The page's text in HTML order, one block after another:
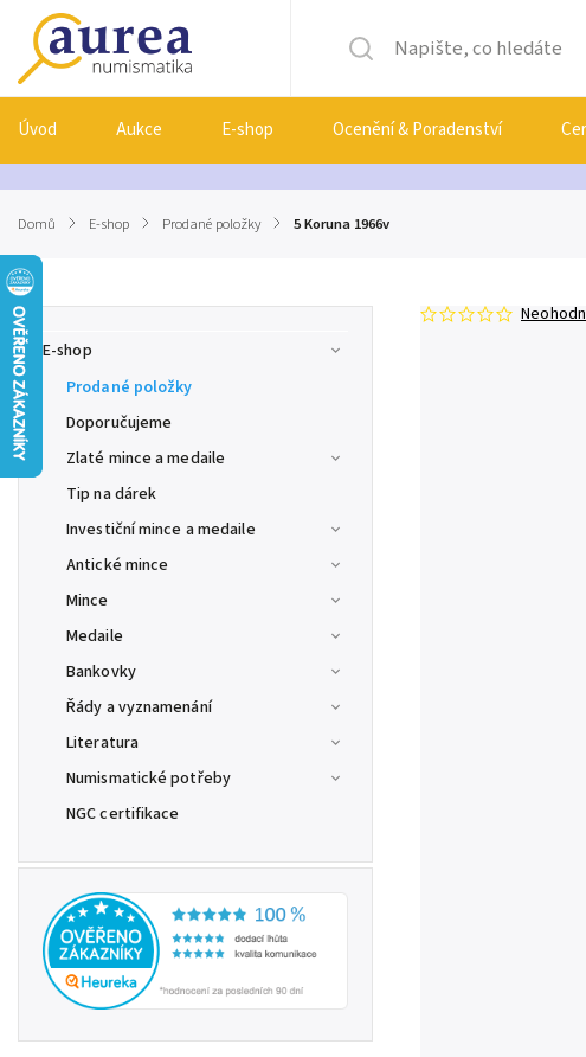
Úvod Aukce E-shop Ocenění & Poradenství
Domů / E-shop / Prodané položky / 5 Koruna 1966v
E-shop
Prodané položky
Doporučujeme
Zlaté mince a medaile
Tip na dárek
Investiční mince a medaile
Antické mince
Mince
Medaile
Bankovky
Řády a vyznamenání
Literatura
Numismatické potřeby
NGC certifikace